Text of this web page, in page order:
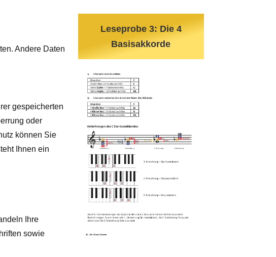
Andere Daten
gespeicherten
oder
können Sie
Ihnen ein
Ihre
sowie
Leseprobe 3: Die 4
Basisakkorde